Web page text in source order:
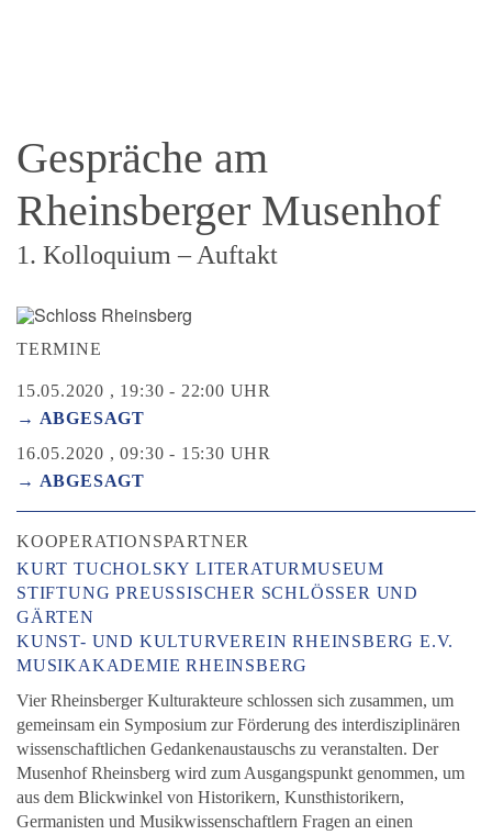
Gespräche am
Rheinsberger Musenhof
1. Kolloquium – Auftakt
TERMINE
15.05.2020 , 19:30 - 22:00 UHR
→ ABGESAGT
16.05.2020 , 09:30 - 15:30 UHR
→ ABGESAGT
KOOPERATIONSPARTNER
KURT TUCHOLSKY LITERATURMUSEUM
STIFTUNG PREUSSISCHER SCHLÖSSER UND G
ÄRTEN
KUNST- UND KULTURVEREIN RHEINSBERG E.V.
MUSIKAKADEMIE RHEINSBERG
Vier Rheinsberger Kulturakteure schlossen sich zusammen, um
gemeinsam ein Symposium zur Förderung des interdisziplinären
wissenschaftlichen Gedankenaustauschs zu veranstalten. Der
Musenhof Rheinsberg wird zum Ausgangspunkt genommen, um
aus dem Blickwinkel von Historikern, Kunsthistorikern,
Germanisten und Musikwissenschaftlern Fragen an einen